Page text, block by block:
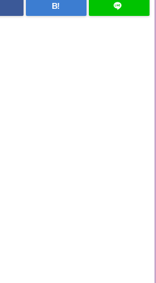
B!